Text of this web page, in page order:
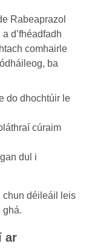
Rabeaprazol
d’fhéadfadh
comhairle
ba
do dhochtúir le
cúraim
dul i
chun déileáil leis
ghá.
ar